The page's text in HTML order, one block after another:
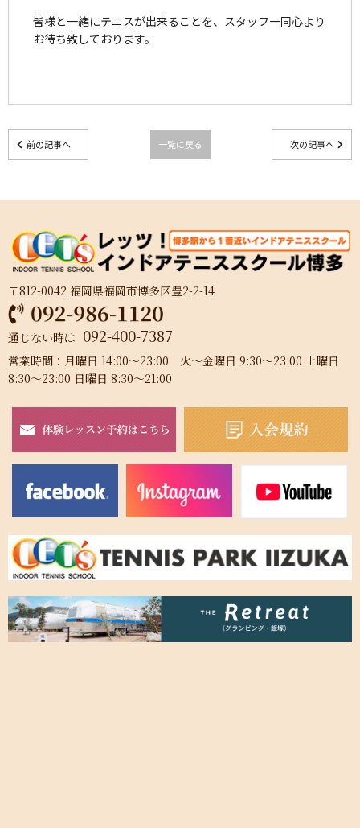
皆様と一緒にテニスが出来ることを、スタッフ一同心より
お待ち致しております。
前の記事へ 一覧に戻る 次の記事へ
〒812-0042 福岡県福岡市博多区豊2-2-14
通じない時は 092-400-7387
営業時間：月曜日 14:00～23:00 火～金曜日 9:30～23:00 土曜日
8:30～23:00 日曜日 8:30～21:00